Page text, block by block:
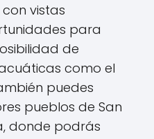
vistas
para
de
como el
puedes
pueblos de San
donde podrás